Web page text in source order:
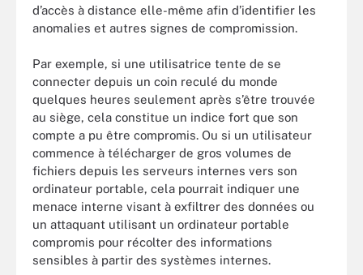
d’accès à distance elle-même afin d’identifier les
anomalies et autres signes de compromission.
Par exemple, si une utilisatrice tente de se
connecter depuis un coin reculé du monde
quelques heures seulement après s’être trouvée
au siège, cela constitue un indice fort que son
compte a pu être compromis. Ou si un utilisateur
commence à télécharger de gros volumes de
fichiers depuis les serveurs internes vers son
ordinateur portable, cela pourrait indiquer une
menace interne visant à exfiltrer des données ou
un attaquant utilisant un ordinateur portable
compromis pour récolter des informations
sensibles à partir des systèmes internes.